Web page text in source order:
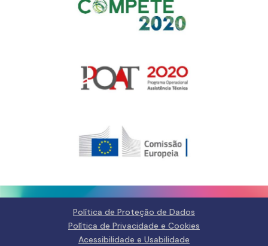
Gerir o Consentimento de
Para fornecer as melhores experiências, usamos tecnologias como
cookies para armazenar e/ou aceder a informações do dispositivo.
Consentir com essas tecnologias nos permitirá processar dados, como
comportamento de navegação ou IDs exclusivos neste site. Não consentir
Aceitar
Política de Proteção de Dados
Política de Privacidade e Cookies
Acessibilidade e Usabilidade